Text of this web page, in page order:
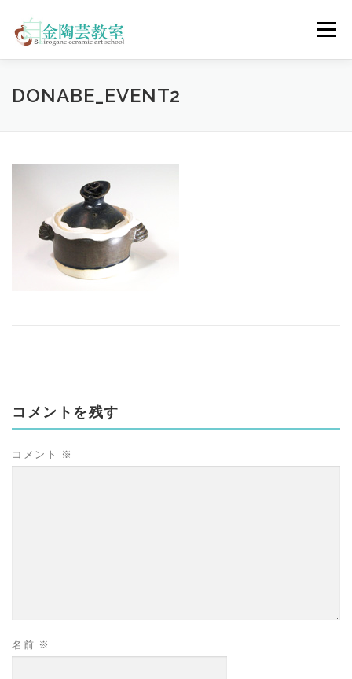
メニュー
陶芸体験コース ウェディングコース
ENGLISH
DONABE_EVENT2
コメントを残す
コメント ※
名前 ※